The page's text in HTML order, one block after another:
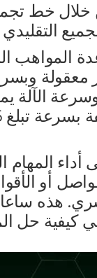
خلال خط
المواهب
معقولة
الآلة
المهام
أو
هذه
كيفية حل